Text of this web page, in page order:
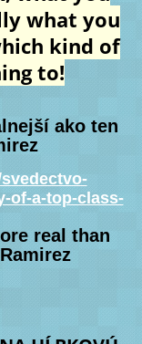
what you
kind of
to!
ako ten
of-a-top-class-
real than